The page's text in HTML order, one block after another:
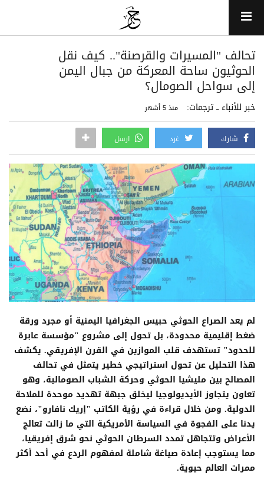
تحالف "المسيرات والقرصنة".. كيف نقل
الحوثيون ساحة المعركة من جبال اليمن
إلى سواحل الصومال؟
خبر للأنباء ــ ترجمات: منذ 5 أشهر
شارك غرد ارسل
لم يعد الصراع الحوثي حبيس الجغرافيا اليمنية أو مجرد ورقة
ضغط إقليمية محدودة، بل تحول إلى مشروع "مؤسسة عابرة
للحدود" تستهدف قلب الموازين في القرن الإفريقي. يكشف
هذا التحليل عن تحول استراتيجي خطير يتمثل في تحالف
المصالح بين مليشيا الحوثي وحركة الشباب الصومالية، وهو
تعاون يتجاوز الأيديولوجيا ليخلق جبهة تهديد موحدة للملاحة
الدولية. ومن خلال قراءة في رؤية الكاتب "إريك نافارو"، نضع
يدنا على الفجوة في السياسة الأمريكية التي ما زالت تعالج
الأعراض وتتجاهل تمدد السرطان الحوثي نحو شرق إفريقيا،
مما يستوجب إعادة صياغة شاملة لمفهوم الردع في أحد أكثر
ممرات العالم حيوية.